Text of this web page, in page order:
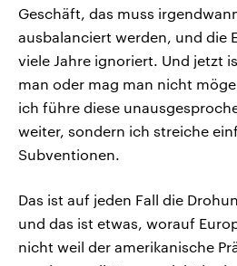
Geschäft, das muss
ausbalanciert werden, und die
viele Jahre ignoriert. Und jetzt
man oder mag man nicht
ich führe diese
weiter, sondern ich streiche
Subventionen.
Das ist auf jeden Fall die
und das ist etwas, worauf
nicht weil der amerikanische